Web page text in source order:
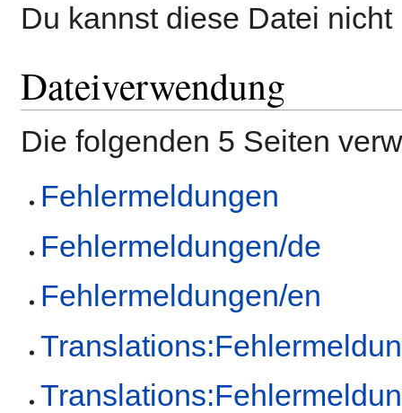
Du kannst diese Datei
Dateiverwendung
Die folgenden 5 Seiten
Fehlermeldungen
Fehlermeldungen/de
Fehlermeldungen/en